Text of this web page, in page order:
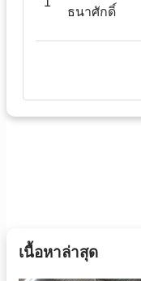
ธนาศักดิ์
เนื้อหาล่าสุด